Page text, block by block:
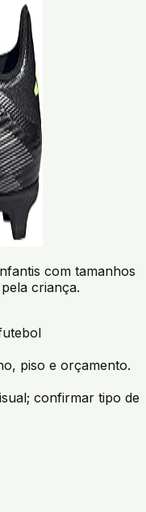
com tamanhos
criança.
piso e orçamento.
confirmar tipo de